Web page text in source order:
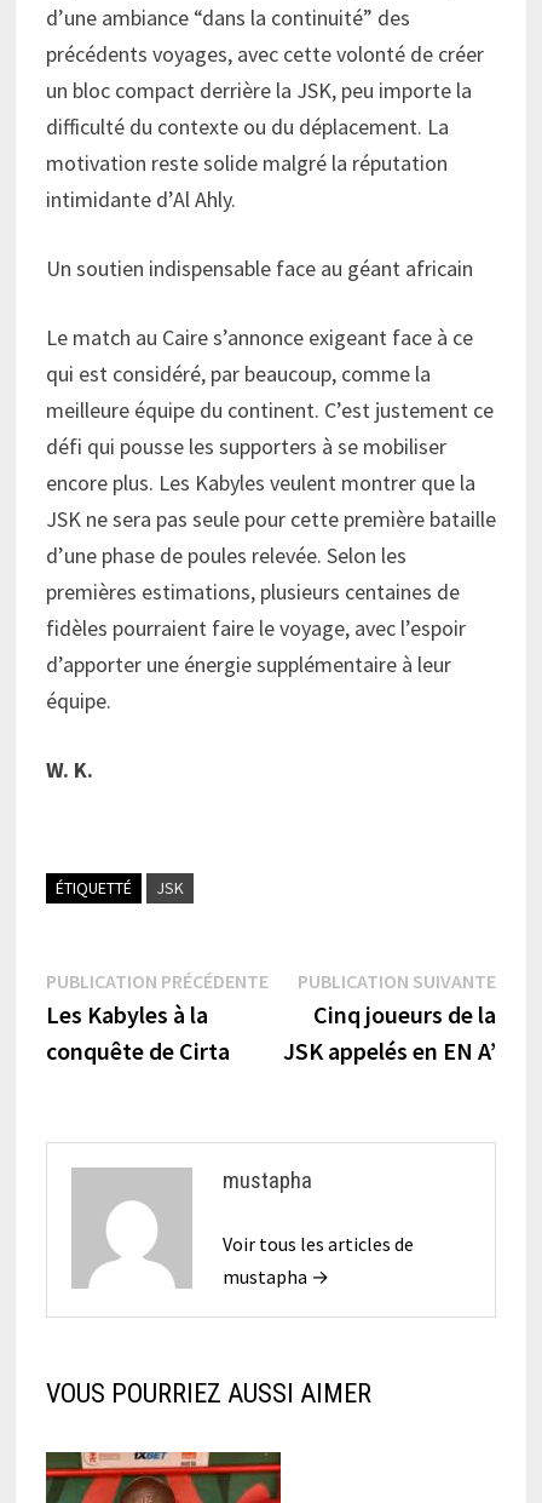
d’une ambiance “dans la continuité” des
précédents voyages, avec cette volonté de créer
un bloc compact derrière la JSK, peu importe la
difficulté du contexte ou du déplacement. La
motivation reste solide malgré la réputation
intimidante d’Al Ahly.
Un soutien indispensable face au géant africain
Le match au Caire s’annonce exigeant face à ce
qui est considéré, par beaucoup, comme la
meilleure équipe du continent. C’est justement ce
défi qui pousse les supporters à se mobiliser
encore plus. Les Kabyles veulent montrer que la
JSK ne sera pas seule pour cette première bataille
d’une phase de poules relevée. Selon les
premières estimations, plusieurs centaines de
fidèles pourraient faire le voyage, avec l’espoir
d’apporter une énergie supplémentaire à leur
équipe.
W. K.
ÉTIQUETTÉ JSK
Navigation
de
l’article
PUBLICATION PRÉCÉDENTEPublication
précédente :
Les Kabyles à la
conquête de Cirta
PUBLICATION SUIVANTE
Cinq joueurs de la
JSK appelés en EN A’
mustapha
Voir tous les articles de
mustapha →
VOUS POURRIEZ AUSSI AIMER